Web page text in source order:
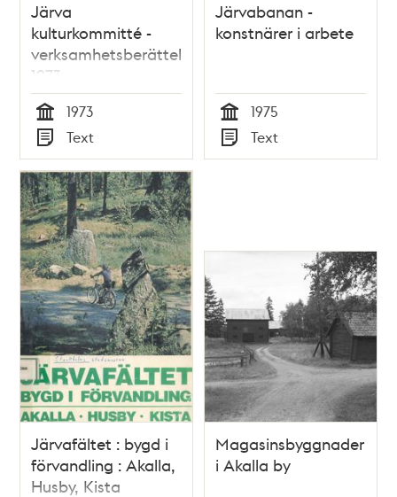
Järva
kulturkommitté -
verksamhetsberättelse
1973
Tid
1973
Typ
Text
Järvabanan -
konstnärer i arbete
Tid
1975
Typ
Text
Järvafältet : bygd i
förvandling : Akalla,
Husby, Kista
Magasinsbyggnader
i Akalla by